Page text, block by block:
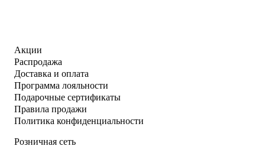
Акции
Распродажа
Доставка и оплата
Программа лояльности
Подарочные сертификаты
Правила продажи
Политика конфиденциальности
Розничная сеть